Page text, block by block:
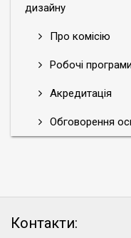
дизайну
Про комісію
Робочі
Акредитація
Обговорення
Контакти: